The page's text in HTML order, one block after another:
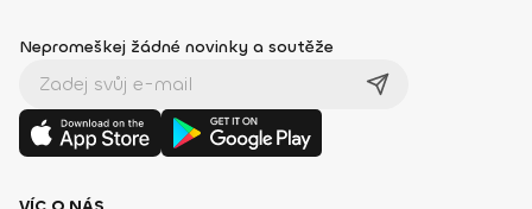
Nepromeškej žádné novinky a soutěže